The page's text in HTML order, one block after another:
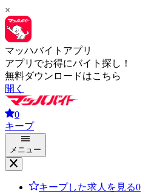
×
マッハバイトアプリ
アプリでお得にバイト探し！
無料ダウンロードはこちら
開く
0
キープ
メニュー
キープした求人を見る0